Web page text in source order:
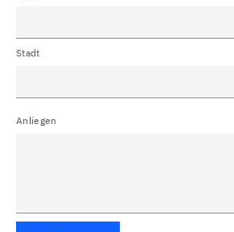
Stadt
Anliegen